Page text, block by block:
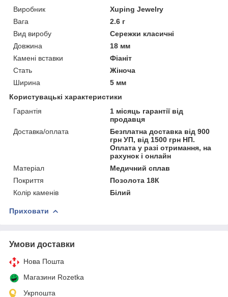
Виробник
Xuping Jewelry
Вага
2.6 г
Вид виробу
Сережки класичні
Довжина
18 мм
Камені вставки
Фіаніт
Стать
Жіноча
Ширина
5 мм
Користувацькі характеристики
Гарантія
1 місяць гарантії від
продавця
Доставка/оплата
Безплатна доставка від 900
грн УП, від 1500 грн НП.
Оплата у разі отримання, на
рахунок і онлайн
Матеріал
Медичний сплав
Покриття
Позолота 18К
Колір каменів
Білий
Приховати
Умови доставки
Нова Пошта
Магазини Rozetka
Укрпошта